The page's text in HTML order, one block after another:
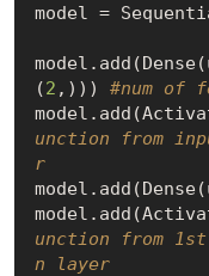
model =
(2 ,))) #num of
unction from
r
unction from
n layer